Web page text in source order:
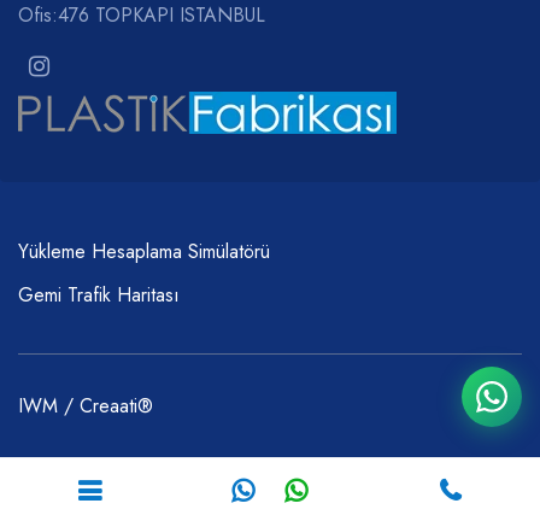
Ofis:476 TOPKAPI ISTANBUL
Yükleme Hesaplama Simülatörü
Gemi Trafik Haritası
IWM / Creaati®